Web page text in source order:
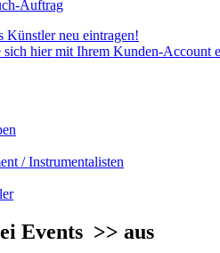
Auftrag
Künstler neu eintragen!
sich hier mit Ihrem Kunden-Account
/ Instrumentalisten
Events >> aus